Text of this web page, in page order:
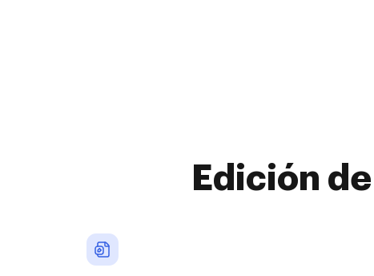
Edición